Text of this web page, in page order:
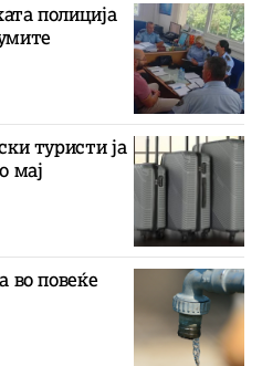
полиција
туристи ја
мај
во повеќе